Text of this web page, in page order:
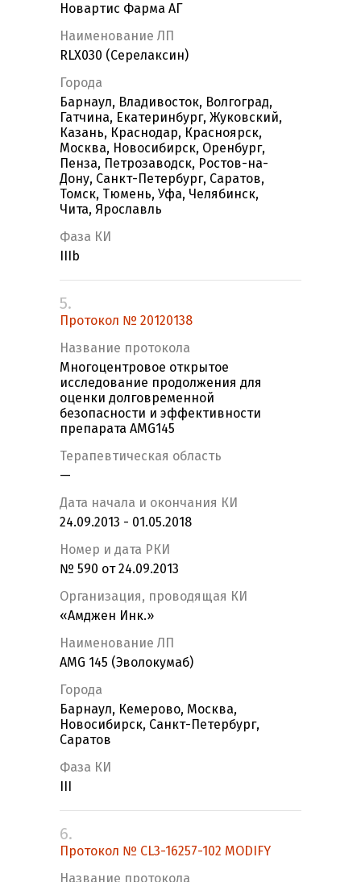
Новартис Фарма АГ
Наименование ЛП
RLX030 (Серелаксин)
Города
Барнаул, Владивосток, Волгоград,
Гатчина, Екатеринбург, Жуковский,
Казань, Краснодар, Красноярск,
Москва, Новосибирск, Оренбург,
Пенза, Петрозаводск, Ростов-на-
Дону, Санкт-Петербург, Саратов,
Томск, Тюмень, Уфа, Челябинск,
Чита, Ярославль
Фаза КИ
IIIb
5.
Протокол № 20120138
Название протокола
Многоцентровое открытое
исследование продолжения для
оценки долговременной
безопасности и эффективности
препарата AMG145
Терапевтическая область
—
Дата начала и окончания КИ
24.09.2013 - 01.05.2018
Номер и дата РКИ
№ 590 от 24.09.2013
Организация, проводящая КИ
«Амджен Инк.»
Наименование ЛП
AMG 145 (Эволокумаб)
Города
Барнаул, Кемерово, Москва,
Новосибирск, Санкт-Петербург,
Саратов
Фаза КИ
6.
Протокол № CL3-16257-102 MODIFY
Название протокола